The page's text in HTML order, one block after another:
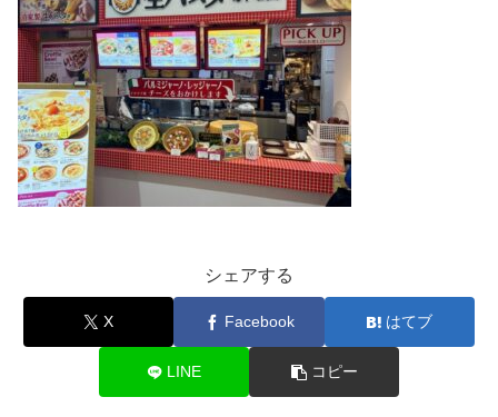
シェアする
X Facebook はてブ
LINE コピー